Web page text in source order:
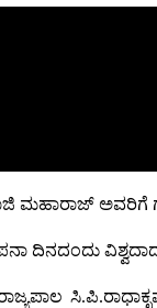
ಮಹಾರಾಜ್
ದಿನದಂದು